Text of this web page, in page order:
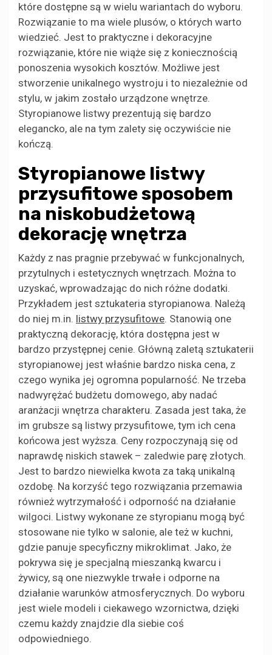
które dostępne są w wielu wariantach do wyboru.
Rozwiązanie to ma wiele plusów, o których warto
wiedzieć. Jest to praktyczne i dekoracyjne
rozwiązanie, które nie wiąże się z koniecznością
ponoszenia wysokich kosztów. Możliwe jest
stworzenie unikalnego wystroju i to niezależnie od
stylu, w jakim zostało urządzone wnętrze.
Styropianowe listwy prezentują się bardzo
elegancko, ale na tym zalety się oczywiście nie
kończą.
Styropianowe listwy
przysufitowe sposobem
na niskobudżetową
dekorację wnętrza
Każdy z nas pragnie przebywać w funkcjonalnych,
przytulnych i estetycznych wnętrzach. Można to
uzyskać, wprowadzając do nich różne dodatki.
Przykładem jest sztukateria styropianowa. Należą
do niej m.in. listwy przysufitowe. Stanowią one
praktyczną dekorację, która dostępna jest w
bardzo przystępnej cenie. Główną zaletą sztukaterii
styropianowej jest właśnie bardzo niska cena, z
czego wynika jej ogromna popularność. Ne trzeba
nadwyrężać budżetu domowego, aby nadać
aranżacji wnętrza charakteru. Zasada jest taka, że
im grubsze są listwy przysufitowe, tym ich cena
końcowa jest wyższa. Ceny rozpoczynają się od
naprawdę niskich stawek – zaledwie parę złotych.
Jest to bardzo niewielka kwota za taką unikalną
ozdobę. Na korzyść tego rozwiązania przemawia
również wytrzymałość i odporność na działanie
wilgoci. Listwy wykonane ze styropianu mogą być
stosowane nie tylko w salonie, ale też w kuchni,
gdzie panuje specyficzny mikroklimat. Jako, że
pokrywa się je specjalną mieszanką kwarcu i
żywicy, są one niezwykle trwałe i odporne na
działanie warunków atmosferycznych. Do wyboru
jest wiele modeli i ciekawego wzornictwa, dzięki
czemu każdy znajdzie dla siebie coś
odpowiedniego.